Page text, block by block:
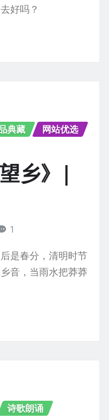
好吗？
典藏
网站优选
乡》|
1
是春分，清明时节
音，当雨水把莽莽
诗歌朗诵